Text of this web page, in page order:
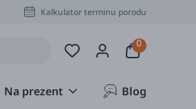
Kalkulator terminu porodu
Na prezent Blog